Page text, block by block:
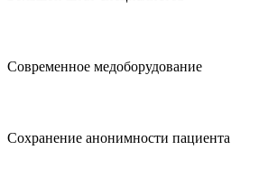
Современное медоборудование
Сохранение анонимности пациента